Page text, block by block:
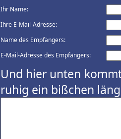
Ihr Name:
Ihre E-Mail-Adresse:
Name des Empfängers:
E-Mail-Adresse des Empfängers:
Und hier unten
ruhig ein bißchen